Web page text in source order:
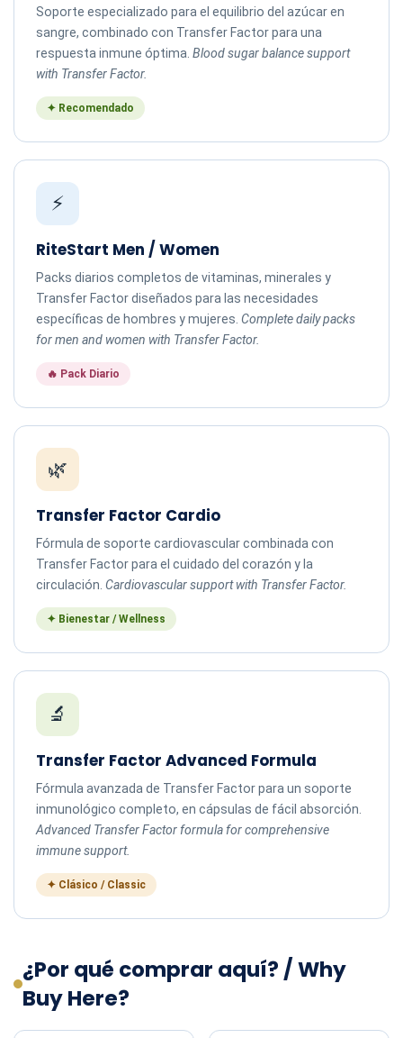
Soporte especializado para el equilibrio del azúcar en
sangre, combinado con Transfer Factor para una
respuesta inmune óptima. Blood sugar balance support
with Transfer Factor.
✦ Recomendado
⚡
RiteStart Men / Women
Packs diarios completos de vitaminas, minerales y
Transfer Factor diseñados para las necesidades
específicas de hombres y mujeres. Complete daily packs
for men and women with Transfer Factor.
🔥 Pack Diario
🌿
Transfer Factor Cardio
Fórmula de soporte cardiovascular combinada con
Transfer Factor para el cuidado del corazón y la
circulación. Cardiovascular support with Transfer Factor.
✦ Bienestar / Wellness
🔬
Transfer Factor Advanced Formula
Fórmula avanzada de Transfer Factor para un soporte
inmunológico completo, en cápsulas de fácil absorción.
Advanced Transfer Factor formula for comprehensive
immune support.
✦ Clásico / Classic
¿Por qué comprar aquí? / Why
Buy Here?